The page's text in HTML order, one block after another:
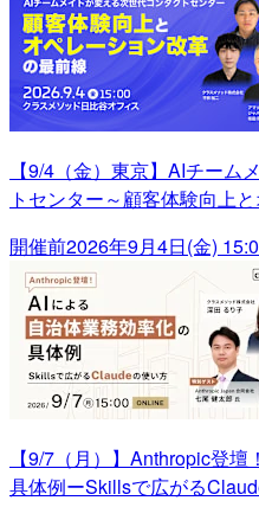
【9/4（金）東京】AIチーム
トセンター～顧客体験向上
開催前2026年9月4日(金)
【9/7（月）】Anthropic登
具体例ーSkillsで広がる